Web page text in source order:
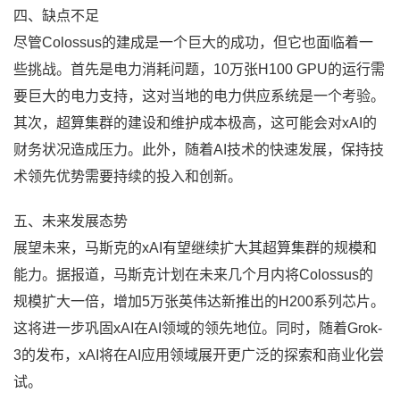
四、缺点不足
尽管Colossus的建成是一个巨大的成功，但它也面临着一
些挑战。首先是电力消耗问题，10万张H100 GPU的运行需
要巨大的电力支持，这对当地的电力供应系统是一个考验。
其次，超算集群的建设和维护成本极高，这可能会对xAI的
财务状况造成压力。此外，随着AI技术的快速发展，保持技
术领先优势需要持续的投入和创新。
五、未来发展态势
展望未来，马斯克的xAI有望继续扩大其超算集群的规模和
能力。据报道，马斯克计划在未来几个月内将Colossus的
规模扩大一倍，增加5万张英伟达新推出的H200系列芯片。
这将进一步巩固xAI在AI领域的领先地位。同时，随着Grok-
3的发布，xAI将在AI应用领域展开更广泛的探索和商业化尝
试。